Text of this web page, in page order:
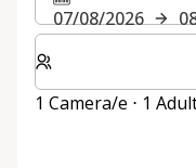
07/08/2026
Selezionare il
1 Camera/e ⋅ 1